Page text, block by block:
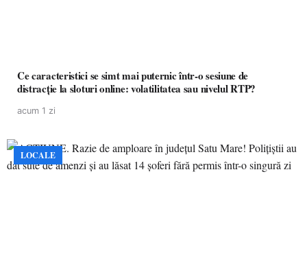
Ce caracteristici se simt mai puternic într-o sesiune de
distracție la sloturi online: volatilitatea sau nivelul RTP?
acum 1 zi
LOCALE